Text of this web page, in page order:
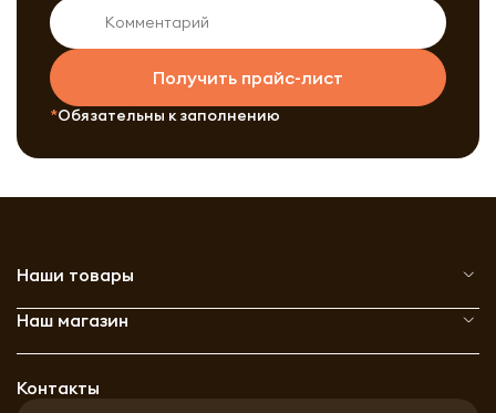
Получить прайс-лист
Обязательны к заполнению
Наши товары
Наш магазин
Контакты